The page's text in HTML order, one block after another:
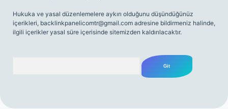
Hukuka ve yasal düzenlemelere aykırı olduğunu düşündüğünüz
içerikleri, backlinkpanelicomtr@gmail.com adresine bildirmeniz halinde,
ilgili içerikler yasal süre içerisinde sitemizden kaldırılacaktır.